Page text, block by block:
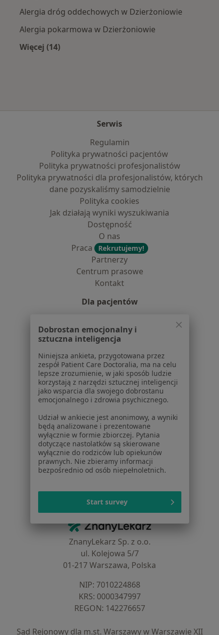
Alergia dróg oddechowych w Dzierżoniowie
Alergia pokarmowa w Dzierżoniowie
Więcej (14)
Serwis
Regulamin
Polityka prywatności pacjentów
Polityka prywatności profesjonalistów
Polityka prywatności dla profesjonalistów, których
dane pozyskaliśmy samodzielnie
Polityka cookies
Jak działają wyniki wyszukiwania
Dostępność
O nas
Praca
Rekrutujemy!
Partnerzy
Centrum prasowe
Kontakt
Dla pacjentów
Placówki medyczne
Pytania i odpowiedzi
Usługi i zabiegi
Choroby
Pomoc
Aplikacje mobilne
Blog dla pacjentów
Dla profesjonalistów
Cennik
Dla lekarzy
Dla placówek medycznych
Noa Notes
nowość
Centrum Pomocy dla Specjalisty
Kontakt ZnanyLekarz - Strona główna
ZnanyLekarz Sp. z o.o.
ul. Kolejowa 5/7
01-217 Warszawa, Polska
NIP: ⁠7010224868
KRS: ⁠0000347997
REGON: ⁠142276657
Sąd Rejonowy dla m.st. Warszawy w Warszawie XII
Dobrostan emocjonalny i
sztuczna inteligencja
Niniejsza ankieta, przygotowana przez
zespół Patient Care Doctoralia, ma na celu
lepsze zrozumienie, w jaki sposób ludzie
korzystają z narzędzi sztucznej inteligencji
jako wsparcia dla swojego dobrostanu
emocjonalnego i zdrowia psychicznego.
Udział w ankiecie jest anonimowy, a wyniki
będą analizowane i prezentowane
wyłącznie w formie zbiorczej. Pytania
dotyczące nastolatków są skierowane
wyłącznie do rodziców lub opiekunów
prawnych. Nie zbieramy informacji
bezpośrednio od osób niepełnoletnich.
Start survey